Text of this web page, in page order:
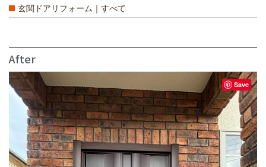
玄関ドアリフォーム｜すべて
After
Save